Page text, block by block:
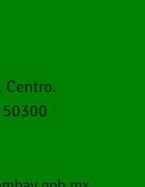
Centro.
50300